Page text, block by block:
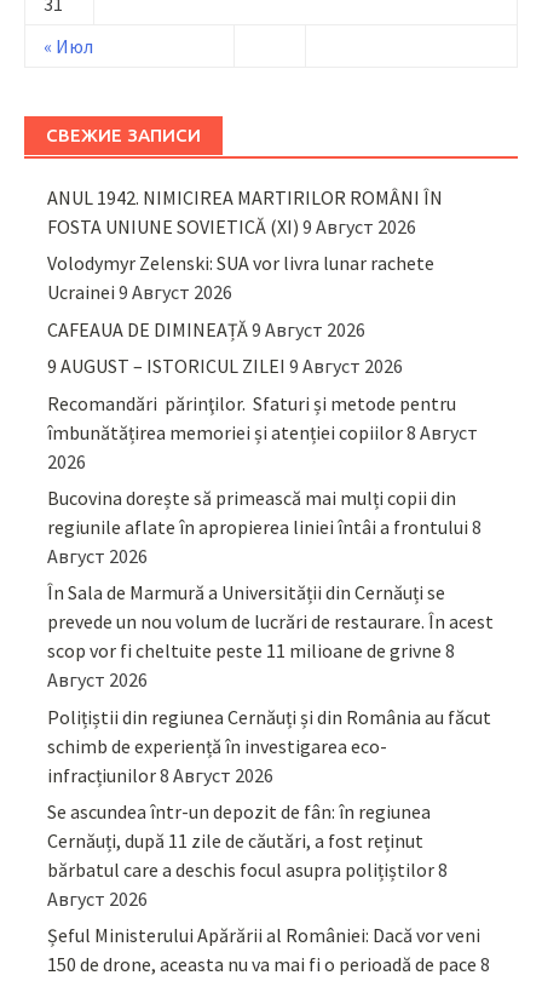
« Июл
СВЕЖИЕ ЗАПИСИ
ANUL 1942. NIMICIREA MARTIRILOR ROMÂNI ÎN
FOSTA UNIUNE SOVIETICĂ (XI) 9 Август 2026
Volodymyr Zelenski: SUA vor livra lunar rachete
Ucrainei 9 Август 2026
CAFEAUA DE DIMINEAȚĂ9 Август 2026
9 AUGUST – ISTORICUL ZILEI 9 Август 2026
Recomandări părinţilor. Sfaturi și metode pentru
îmbunătățirea memoriei și atenției copiilor8 Август
2026
Bucovina dorește să primească mai mulți copii din
regiunile aflate în apropierea liniei întâi a frontului 8
Август 2026
În Sala de Marmură a Universității din Cernăuți se
prevede un nou volum de lucrări de restaurare. În acest
scop vor fi cheltuite peste 11 milioane de grivne 8
Август 2026
Polițiștii din regiunea Cernăuți și din România au făcut
schimb de experiență în investigarea eco-
infracțiunilor8 Август 2026
Se ascundea într-un depozit de fân: în regiunea
Cernăuți, după 11 zile de căutări, a fost reținut
bărbatul care a deschis focul asupra polițiștilor8
Август 2026
Șeful Ministerului Apărării al României: Dacă vor veni
150 de drone, aceasta nu va mai fi o perioadă de pace 8